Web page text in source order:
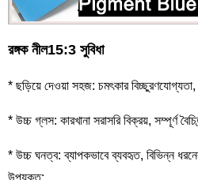
রঙ্গক নীল15:3 সুবিধা
* ছড়িয়ে দেওয়া সহজ: চমৎকার বিচ্ছুরণযোগ্যতা,
* উচ্চ গ্লস: কারখানা সরাসরি বিক্রয়, সম্পূর্ণ
* উচ্চ ঘনত্ব: ব্যাপকভাবে ব্যবহৃত, বিভিন্ন
উপযুক্ত;